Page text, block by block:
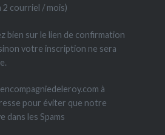
courriel / mois)
bien sur le lien de confirmation
votre inscription ne sera
à
pour éviter que notre
dans les Spams